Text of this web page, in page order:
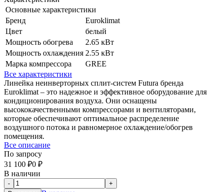
Основные характеристики
Бренд
Euroklimat
Цвет
белый
Мощность обогрева
2.65 кВт
Мощность охлаждения 2.55 кВт
Марка компрессора
GREE
Все характеристики
Линейка неинверторных сплит-систем Futura бренда
Euroklimat – это надежное и эффективное оборудование для
кондиционирования воздуха. Они оснащены
высококачественными компрессорами и вентиляторами,
которые обеспечивают оптимальное распределение
воздушного потока и равномерное охлаждение/обогрев
помещения.
Все описание
По запросу
31 100 ₽0 ₽
В наличии
-
+